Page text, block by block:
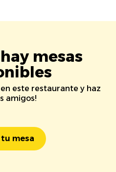
mesas
este restaurante y haz
amigos!
mesa